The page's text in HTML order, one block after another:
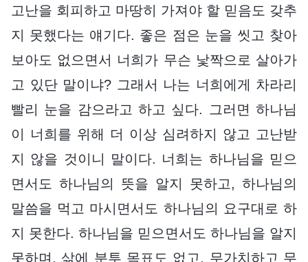
고난을 회피하고 마땅히 가져야 할 믿음도 갖추
지 못했다는 얘기다. 좋은 점은 눈을 씻고 찾아
보아도 없으면서 너희가 무슨 낯짝으로 살아가
고 있단 말이냐? 그래서 나는 너희에게 차라리
빨리 눈을 감으라고 하고 싶다. 그러면 하나님
이 너희를 위해 더 이상 심려하지 않고 고난받
지 않을 것이니 말이다. 너희는 하나님을 믿으
면서도 하나님의 뜻을 알지 못하고, 하나님의
말씀을 먹고 마시면서도 하나님의 요구대로 하
지 못한다. 하나님을 믿으면서도 하나님을 알지
못하며, 삶에 분투 목표도 없고, 무가치하고 무